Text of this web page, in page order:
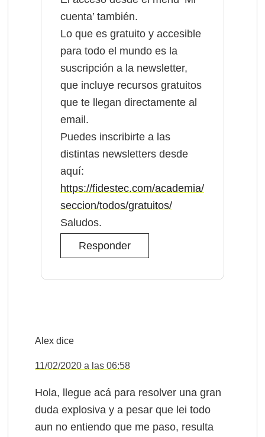
cuenta’ también.
Lo que es gratuito y accesible
para todo el mundo es la
suscripción a la newsletter,
que incluye recursos gratuitos
que te llegan directamente al
email.
Puedes inscribirte a las
distintas newsletters desde
aquí:
https://fidestec.com/academia/
seccion/todos/gratuitos/
Saludos.
Responder
Alex dice
11/02/2020 a las 06:58
Hola, llegue acá para resolver una gran
duda explosiva y a pesar que lei todo
aun no entiendo que me paso, resulta